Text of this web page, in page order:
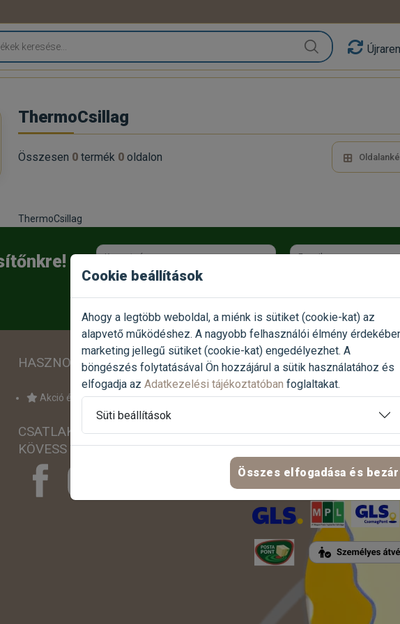
ThermoCsillag
Összesen 0 termék 0 oldalon
ThermoCsillag
Keresztnév E-mail
HASZNOS LINKEK
Akció értesítő
CSATLAKOZZ HOZZÁNK ÉS
KÖVESS MINKET!
FIZETÉSI MÓDOK
SZÁLLÍTÁS
Cookie beállítások
Ahogy a legtöbb weboldal, a miénk is sütiket (cookie-kat) az
alapvető működéshez. A nagyobb felhasználói élmény
marketing jellegű sütiket (cookie-kat) engedélyezhet. A
böngészés folytatásával Ön hozzájárul a sütik használatához és
elfogadja az Adatkezelési tájékoztatóban foglaltakat.
Süti beállítások
Összes elfogadása és bezár